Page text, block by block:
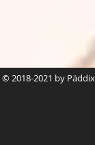
© 2018-2021 by